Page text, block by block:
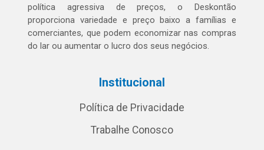
política agressiva de preços, o Deskontão
proporciona variedade e preço baixo a famílias e
comerciantes, que podem economizar nas compras
do lar ou aumentar o lucro dos seus negócios.
Institucional
Política de Privacidade
Trabalhe Conosco